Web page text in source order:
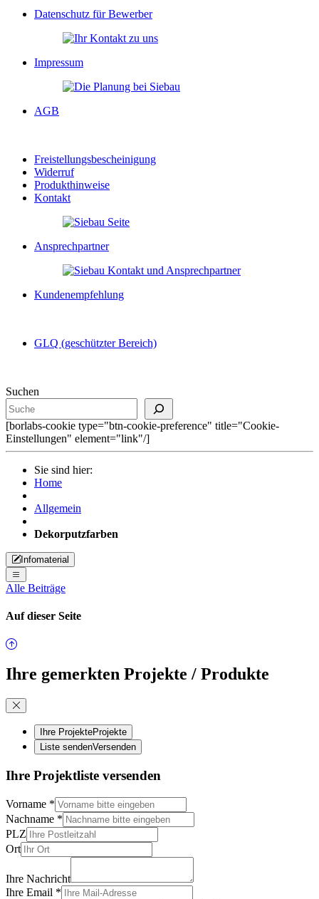
Datenschutz für Bewerber
Impressum
AGB
Freistellungsbescheinigung
Widerruf
Produkthinweise
Kontakt
Ansprechpartner
Kundenempfehlung
GLQ (geschützter Bereich)
Suchen
[borlabs-cookie type="btn-cookie-preference" title="Cookie-
Einstellungen" element="link"/]
Sie sind hier:
Home
Allgemein
Dekorputzfarben
Infomaterial
Alle Beiträge
Auf dieser Seite
Ihre gemerkten Projekte / Produkte
Ihre ProjekteProjekte
Liste sendenVersenden
Ihre Projektliste versenden
Vorname *
Nachname *
PLZ
Ort
Ihre Nachricht
Ihre Email *